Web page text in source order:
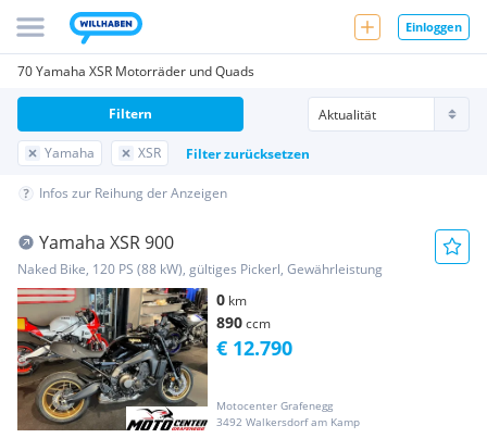
Einloggen
70 Yamaha XSR Motorräder und Quads
Yamaha XSR Filter zurücksetzen
Filtern
Infos zur Reihung der Anzeigen
Yamaha XSR 900
Naked Bike, 120 PS (88 kW), gültiges Pickerl, Gewährleistung
0 km
890ccm
Motocenter Grafenegg
3492 Walkersdorf am Kamp
€ 12.790